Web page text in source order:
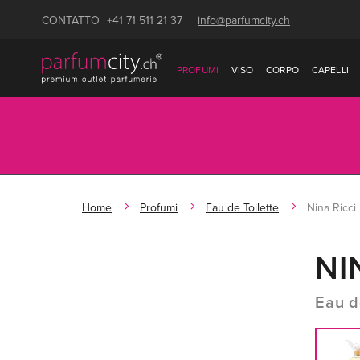
CONTATTO +41 71 511 21 37 info@parfumcity.ch
PROFUMI VISO CORPO CAPELLI
Home Profumi Eau de Toilette Nina Ricci
Eau